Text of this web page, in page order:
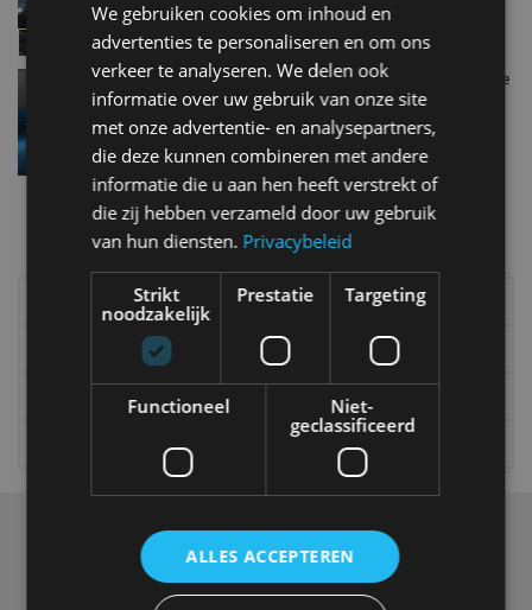
jan 2023
Met deze auto’s komen BMW, Mini en Rolls-Royce
in de nabije toekomst
mrt 2018
Meer autonieuws
Alle categorieën van AutoRAI.nl
Elektrisch
Autotests
Interview
Column
Gadgets
Video
Games
Over ons
Op AutoRAI.nl vind je alles waar het hart van een
autoliefhebber sneller van gaat kloppen. In beeld én geluid,
We gebruiken cookies om inhoud en
advertenties te personaliseren en om ons
verkeer te analyseren. We delen ook
informatie over uw gebruik van onze site
met onze advertentie- en analysepartners,
die deze kunnen combineren met andere
informatie die u aan hen heeft verstrekt of
die zij hebben verzameld door uw gebruik
van hun diensten. Privacybeleid
Strikt
noodzakelijk
Prestatie Targeting
Functioneel
Niet-
geclassificeerd
ALLES ACCEPTEREN